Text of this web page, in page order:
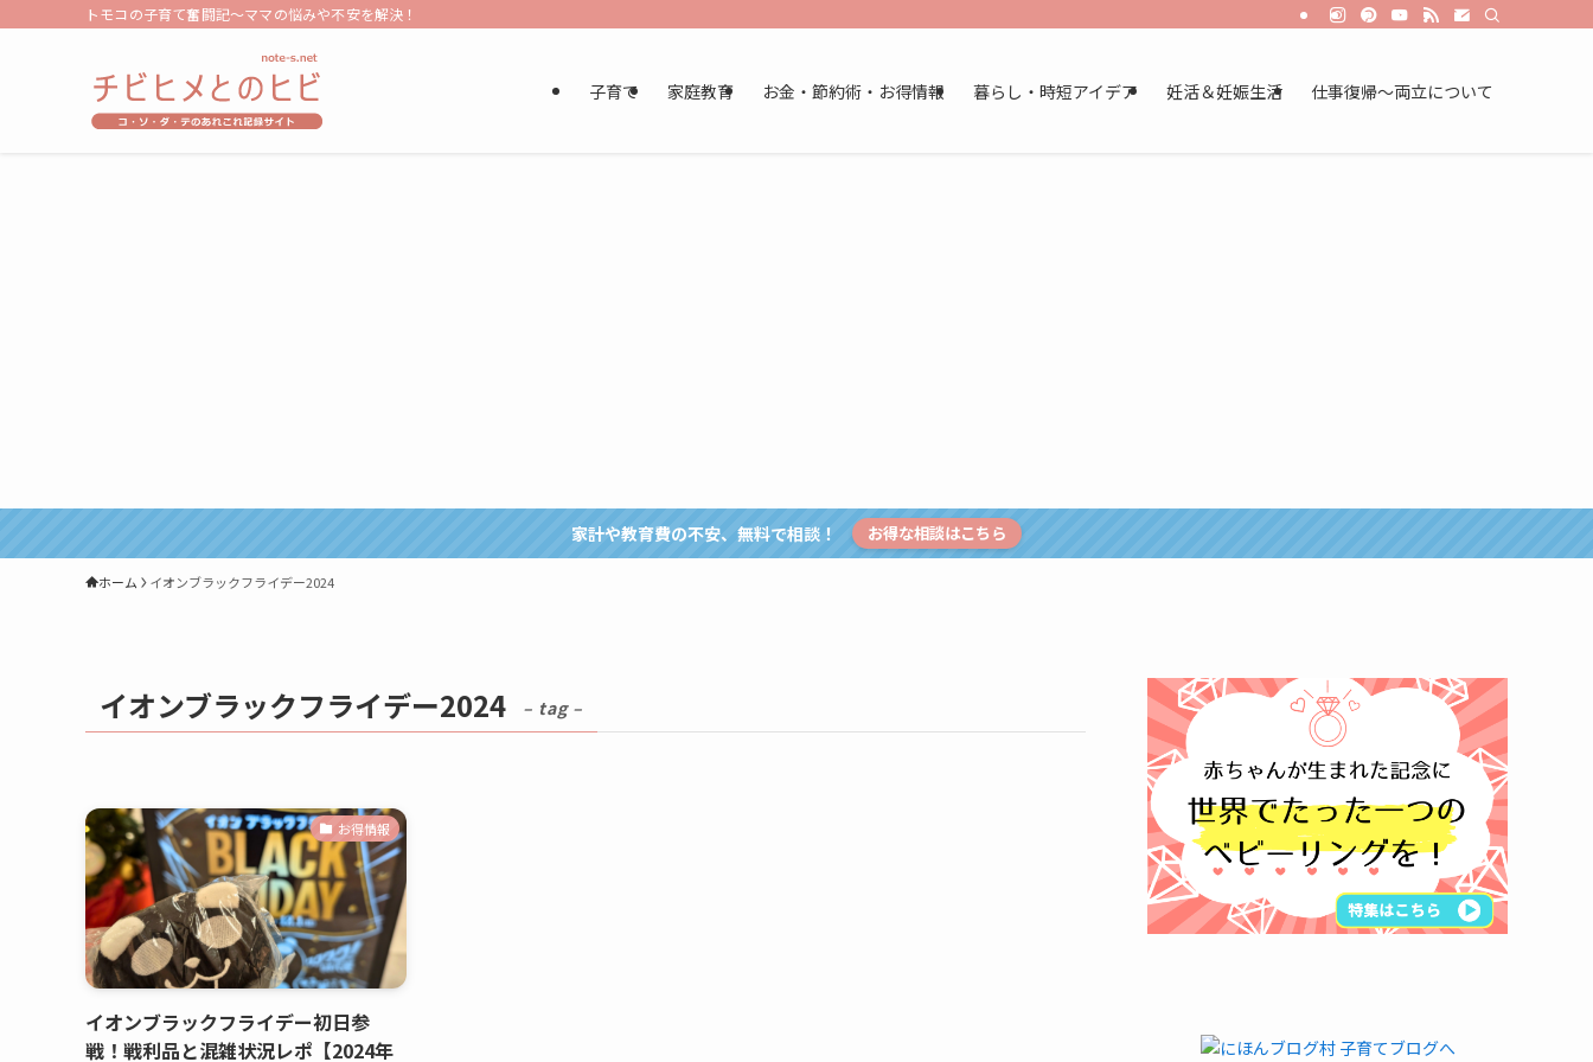
トモコの子育て奮闘記～ママの悩みや不安を解決！
子育て 家庭教育 お金・節約術・お得情報 暮らし・時短アイデア 妊活＆妊娠生活 仕事復帰～両立について
家計や教育費の不安、無料で相談！ お得な相談はこちら
ホーム イオンブラックフライデー2024
イオンブラックフライデー2024 – tag –
お得情報
イオンブラックフライデー初日参
戦！戦利品と混雑状況レポ【2024年